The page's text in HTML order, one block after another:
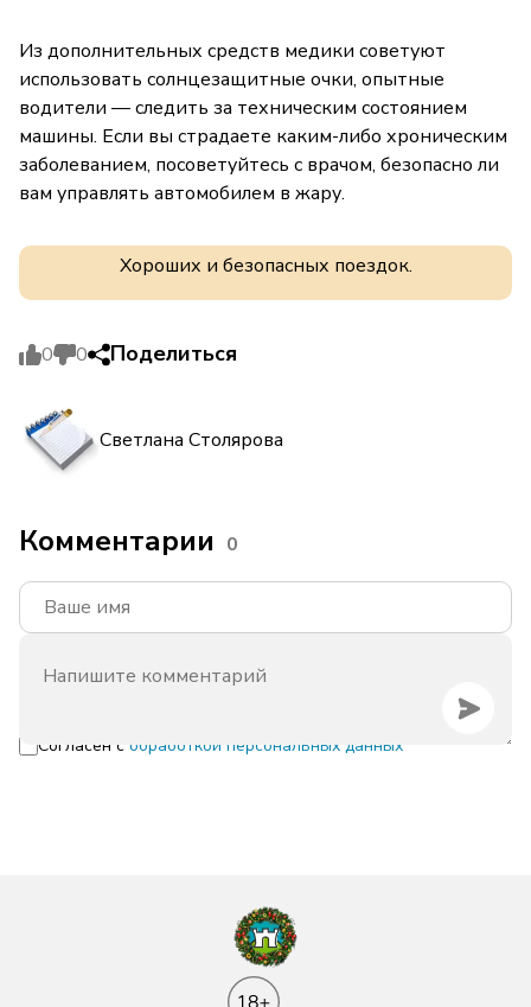
Из дополнительных средств медики советуют
использовать солнцезащитные очки, опытные
водители — следить за техническим состоянием
машины. Если вы страдаете каким-либо хроническим
заболеванием, посоветуйтесь с врачом, безопасно ли
вам управлять автомобилем в жару.
Хороших и безопасных поездок.
0 0 Поделиться
Светлана Столярова
Комментарии 0
Согласен с обработкой персональных данных